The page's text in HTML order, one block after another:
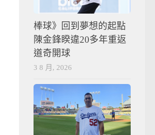
棒球》回到夢想的起點
陳金鋒睽違20多年重返
道奇開球
3 8 月, 2026